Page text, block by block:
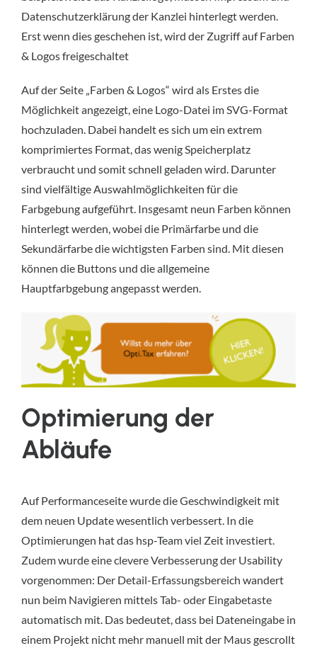
Datenschutzerklärung der Kanzlei hinterlegt werden.
Erst wenn dies geschehen ist, wird der Zugriff auf Farben
& Logos freigeschaltet
Auf der Seite „Farben & Logos“ wird als Erstes die
Möglichkeit angezeigt, eine Logo-Datei im SVG-Format
hochzuladen. Dabei handelt es sich um ein extrem
komprimiertes Format, das wenig Speicherplatz
verbraucht und somit schnell geladen wird. Darunter
sind vielfältige Auswahlmöglichkeiten für die
Farbgebung aufgeführt. Insgesamt neun Farben können
hinterlegt werden, wobei die Primärfarbe und die
Sekundärfarbe die wichtigsten Farben sind. Mit diesen
können die Buttons und die allgemeine
Hauptfarbgebung angepasst werden.
Optimierung der
Abläufe
Auf Performanceseite wurde die Geschwindigkeit mit
dem neuen Update wesentlich verbessert. In die
Optimierungen hat das hsp-Team viel Zeit investiert.
Zudem wurde eine clevere Verbesserung der Usability
vorgenommen: Der Detail-Erfassungsbereich wandert
nun beim Navigieren mittels Tab- oder Eingabetaste
automatisch mit. Das bedeutet, dass bei Dateneingabe in
einem Projekt nicht mehr manuell mit der Maus gescrollt